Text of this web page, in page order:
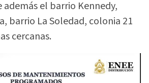
el barrio Kennedy,
barrio La Soledad, colonia 21
cercanas.